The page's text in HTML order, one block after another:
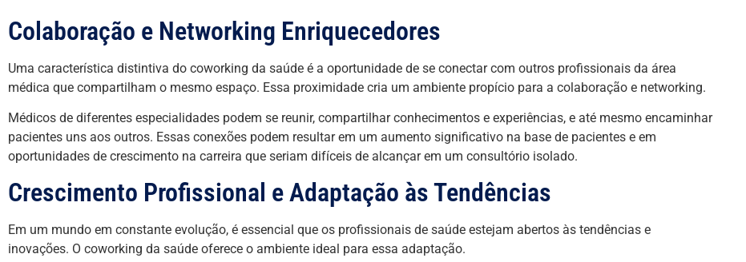
Colaboração e Networking Enriquecedores
Uma característica distintiva do coworking da saúde é a oportunidade de se conectar com outros profissionais da área
médica que compartilham o mesmo espaço. Essa proximidade cria um ambiente propício para a colaboração e networking.
Médicos de diferentes especialidades podem se reunir, compartilhar conhecimentos e experiências, e até mesmo encaminhar
pacientes uns aos outros. Essas conexões podem resultar em um aumento significativo na base de pacientes e em
oportunidades de crescimento na carreira que seriam difíceis de alcançar em um consultório isolado.
Crescimento Profissional e Adaptação às Tendências
Em um mundo em constante evolução, é essencial que os profissionais de saúde estejam abertos às tendências e
inovações. O coworking da saúde oferece o ambiente ideal para essa adaptação.